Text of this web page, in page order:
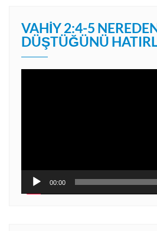
VAHIY 2:4-5
DÜŞTÜĞÜNÜ
00:00